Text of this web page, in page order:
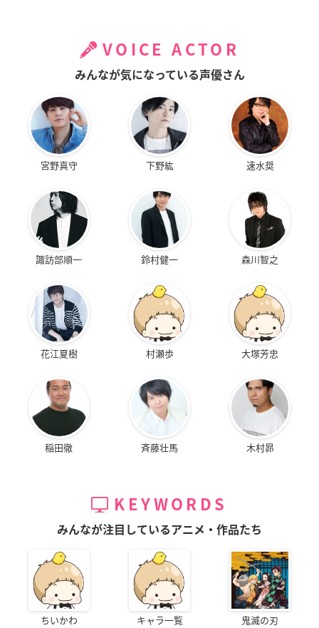
VOICE ACTOR
みんなが気になっている声優さん
宮野真守 下野紘 速水奨
諏訪部順一 鈴村健一 森川智之
花江夏樹 村瀬歩 大塚芳忠
稲田徹 斉藤壮馬 木村昴
KEYWORDS
みんなが注目しているアニメ・作品たち
ちいかわ キャラ一覧 鬼滅の刃